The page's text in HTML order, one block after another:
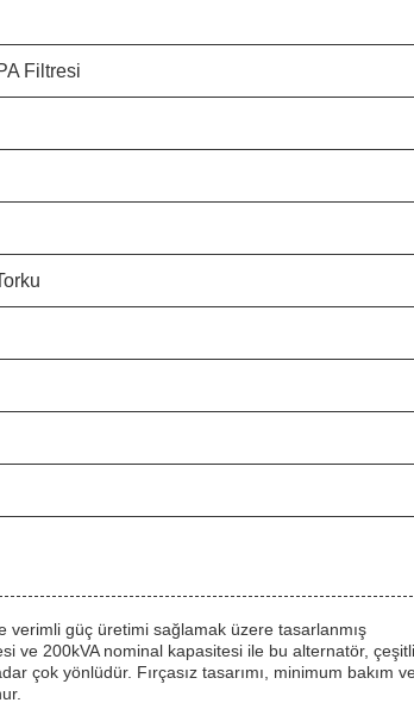
Filtresi
verimli güç üretimi sağlamak üzere tasarlanmış
ve 200kVA nominal kapasitesi ile bu alternatör, çeşitli
çok yönlüdür. Fırçasız tasarımı, minimum bakım